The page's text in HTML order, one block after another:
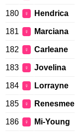
180 ♀ Hendrica
181 ♀ Marciana
182 ♀ Carleane
183 ♀ Jovelina
184 ♀ Lorrayne
185 ♀ Renesmee
186 ♀ Mi-Young